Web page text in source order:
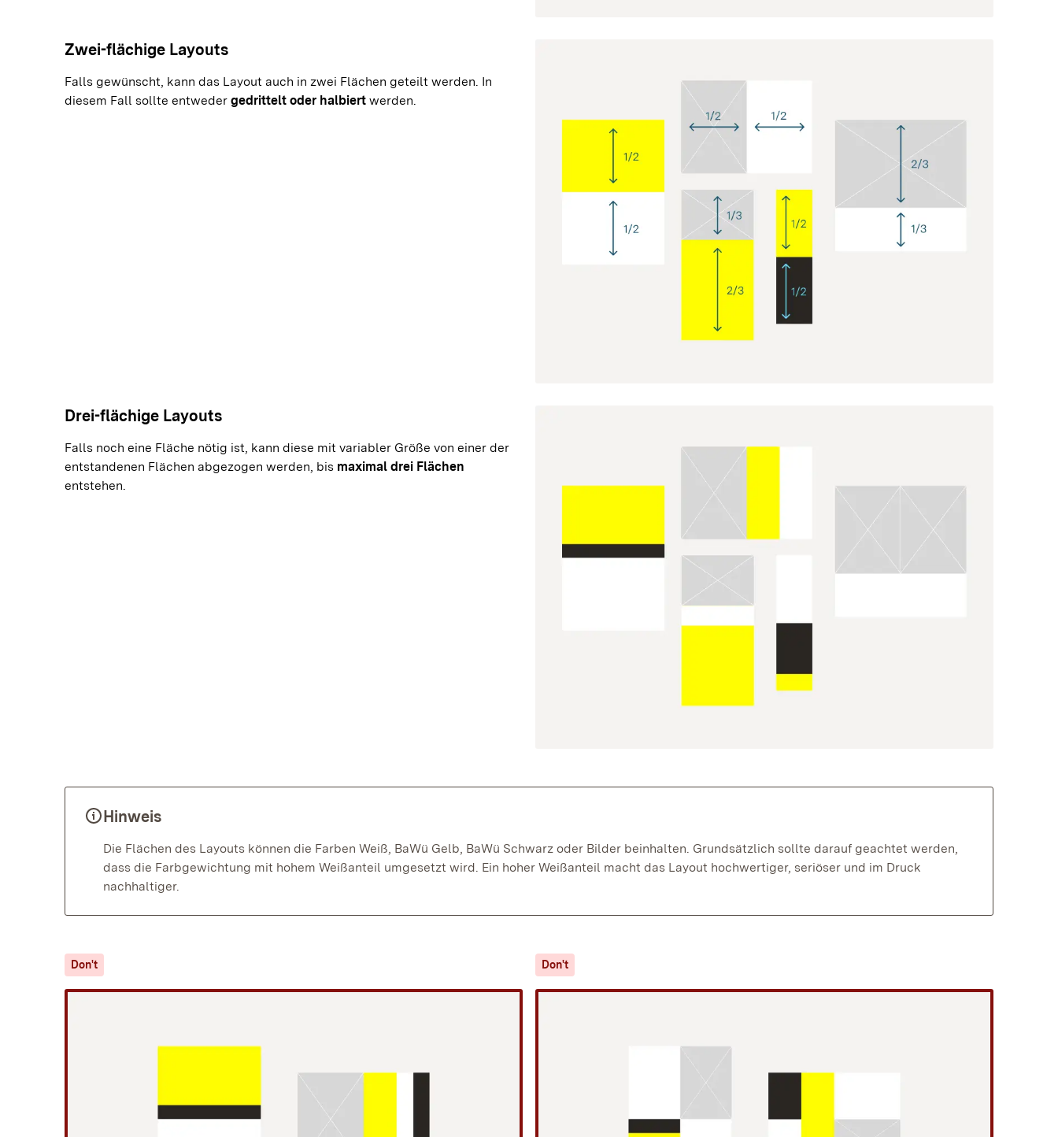
Zwei-flächige Layouts
Falls gewünscht, kann das Layout auch in zwei Flächen geteilt werden. In
diesem Fall sollte entweder gedrittelt oder halbiert werden.
Drei-flächige Layouts
Falls noch eine Fläche nötig ist, kann diese mit variabler Größe von einer der
entstandenen Flächen abgezogen werden, bis maximal drei Flächen
entstehen.
Hinweis
Die Flächen des Layouts können die Farben Weiß, BaWü Gelb, BaWü Schwarz oder Bilder beinhalten. Grundsätzlich sollte darauf geachtet werden,
dass die Farbgewichtung mit hohem Weißanteil umgesetzt wird. Ein hoher Weißanteil macht das Layout hochwertiger, seriöser und im Druck
nachhaltiger.
Don't Don't